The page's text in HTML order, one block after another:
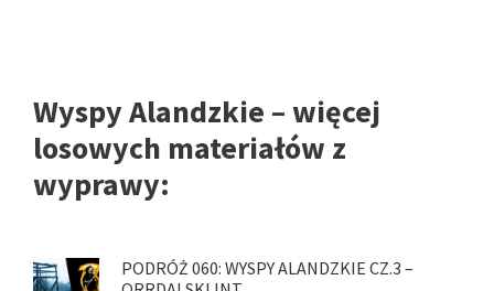
Wyspy Alandzkie – więcej
losowych materiałów z
wyprawy:
PODRÓŻ 060: WYSPY ALANDZKIE CZ.3 –